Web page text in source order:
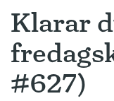
Klarar
#627)